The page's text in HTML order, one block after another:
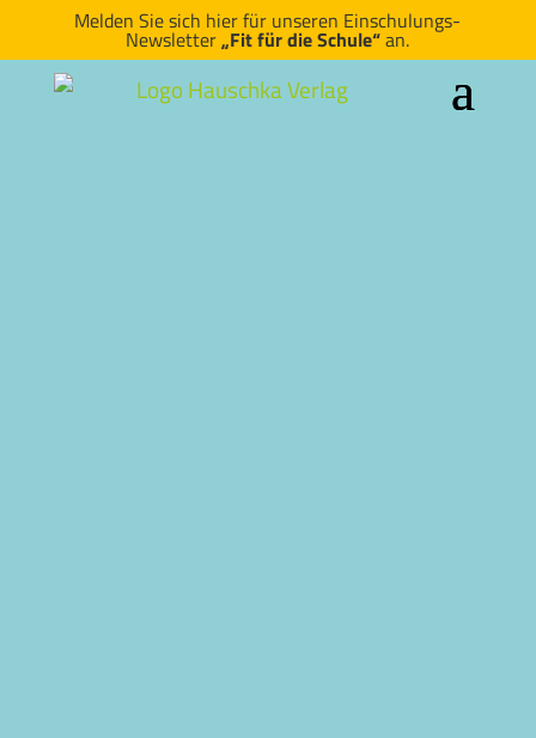
Melden Sie sich hier für unseren Einschulungs-
Newsletter„Fit für die Schule“an.